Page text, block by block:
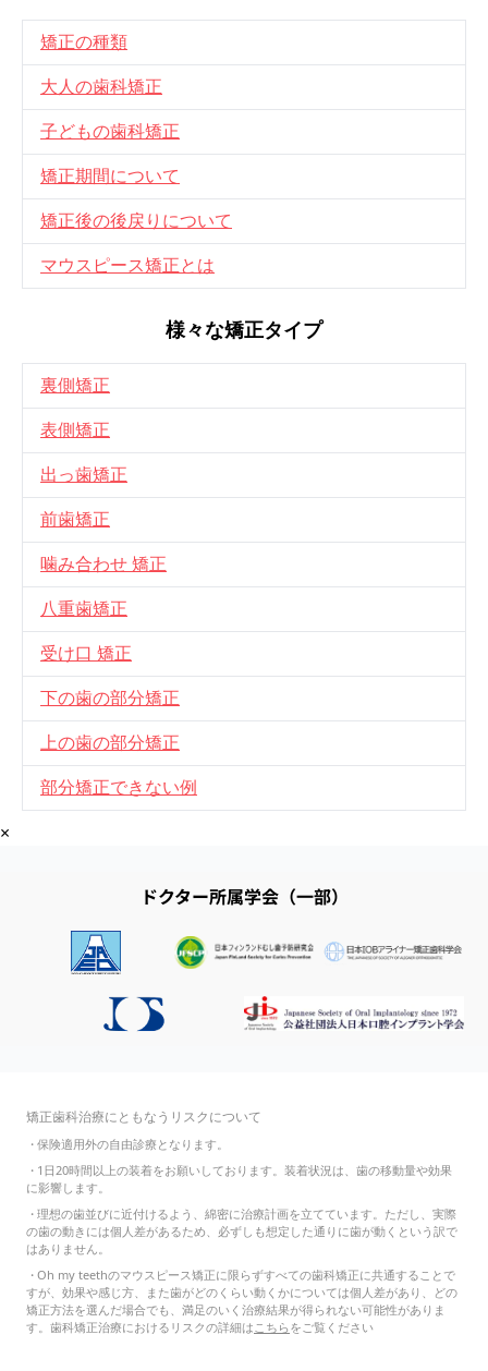
矯正の種類
大人の歯科矯正
子どもの歯科矯正
矯正期間について
矯正後の後戻りについて
マウスピース矯正とは
様々な矯正タイプ
裏側矯正
表側矯正
出っ歯矯正
前歯矯正
噛み合わせ 矯正
八重歯矯正
受け口 矯正
下の歯の部分矯正
上の歯の部分矯正
部分矯正できない例
×
ドクター所属学会（一部）
矯正歯科治療にともなうリスクについて
・保険適用外の自由診療となります。
・ 1日20時間以上の装着をお願いしております。装着状況は、歯の移動量や効果
に影響します。
・理想の歯並びに近付けるよう、綿密に治療計画を立てています。ただし、実際
の歯の動きには個人差があるため、必ずしも想定した通りに歯が動くという訳で
はありません。
・Oh my teethのマウスピース矯正に限らずすべての歯科矯正に共通することで
すが、効果や感じ方、また歯がどのくらい動くかについては個人差があり、どの
矯正方法を選んだ場合でも、満足のいく治療結果が得られない可能性がありま
す。歯科矯正治療におけるリスクの詳細はこちらをご覧ください